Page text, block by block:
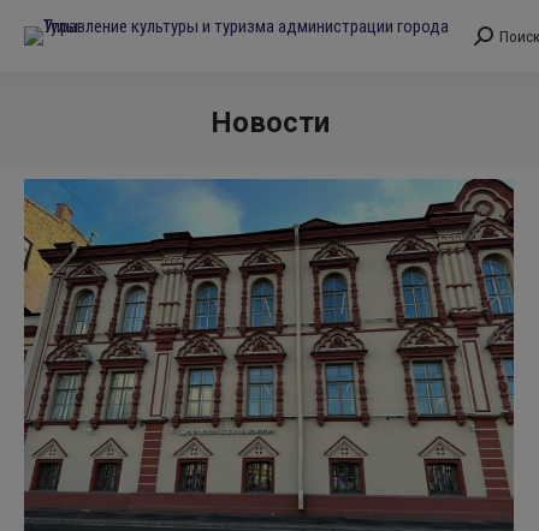
Поиск:
Поиск
Новости